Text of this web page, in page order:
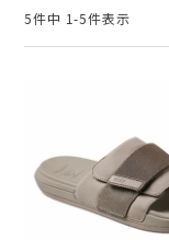
5件中 1-5件表示